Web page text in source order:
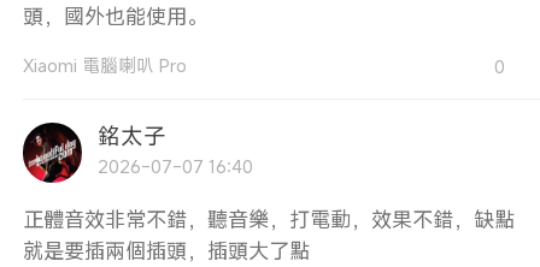
頭，國外也能使用。
Xiaomi 電腦喇叭 Pro 0
銘太子
2026-07-07 16:40
正體音效非常不錯，聽音樂，打電動，效果不錯，缺點
就是要插兩個插頭，插頭大了點